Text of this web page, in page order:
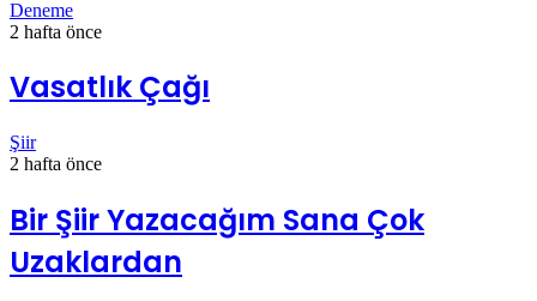
Deneme
2 hafta önce
Vasatlık Çağı
Şiir
2 hafta önce
Bir Şiir Yazacağım Sana Çok
Uzaklardan